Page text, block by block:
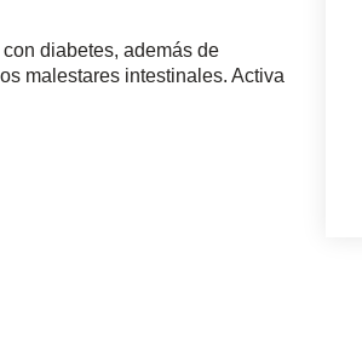
diabetes, además de
malestares intestinales. Activa